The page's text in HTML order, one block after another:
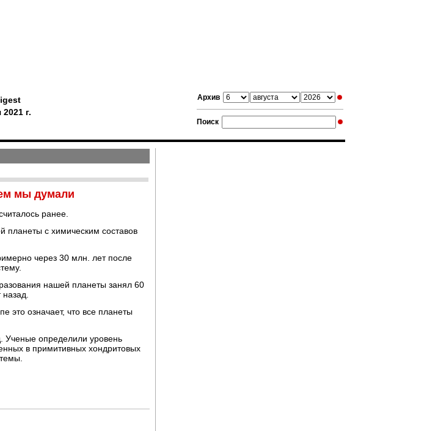
Архив
Поиск
г.
мы думали
ранее.
планеты с химическим составов
через 30 млн. лет после
нашей планеты занял 60
это означает, что все планеты
определили уровень
в примитивных хондритовых